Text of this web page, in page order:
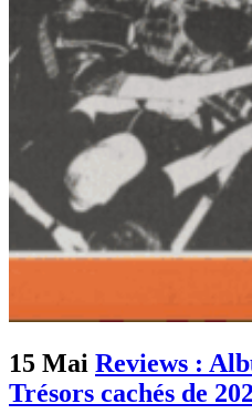
15 Mai Reviews :
Trésors cachés de